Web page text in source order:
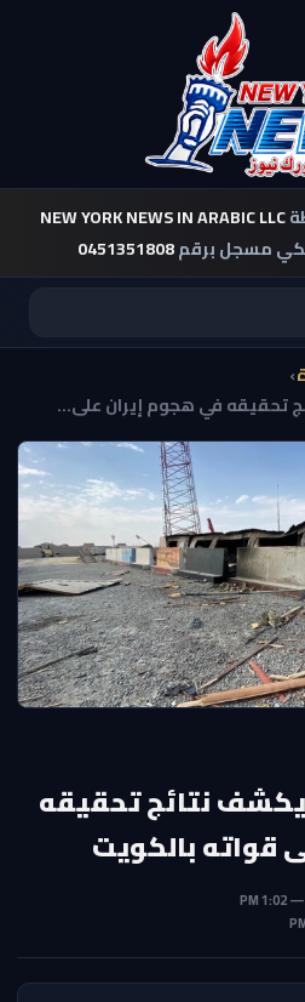
NEW YORK NEWS IN ARABIC LLC
مسجل برقم0451351808
›
تحقيقه في هجوم إيران على...
نتائج تحقيقه
قواته بالكويت